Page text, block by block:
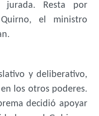
jurada. Resta por
el ministro
y deliberativo,
los otros poderes.
decidió apoyar